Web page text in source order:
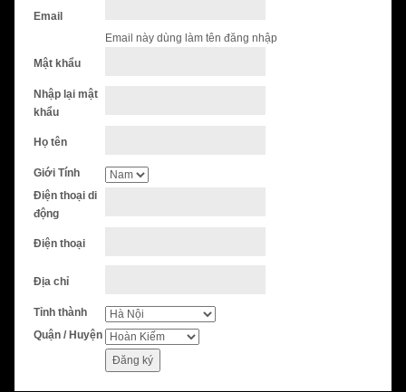
Email
Email này dùng làm tên đăng nhập
Mật khẩu
Nhập lại mật
khẩu
Họ tên
Giới Tính
Điện thoại di
động
Điện thoại
Địa chỉ
Tỉnh thành
Quận / Huyện
Đăng ký